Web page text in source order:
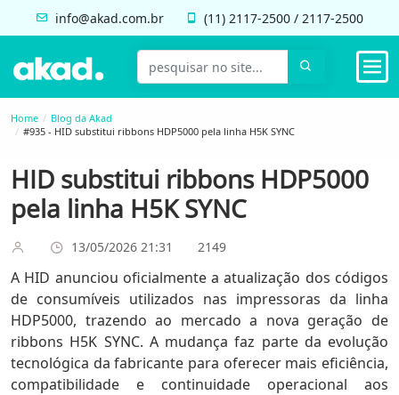
info@akad.com.br (11) 2117-2500 / 2117-2500
Home
Blog da Akad
#935 - HID substitui ribbons HDP5000 pela linha H5K SYNC
HID substitui ribbons HDP5000
pela linha H5K SYNC
13/05/2026 21:31 2149
A HID anunciou oficialmente a atualização dos códigos
de consumíveis utilizados nas impressoras da linha
HDP5000, trazendo ao mercado a nova geração de
ribbons H5K SYNC. A mudança faz parte da evolução
tecnológica da fabricante para oferecer mais eficiência,
compatibilidade e continuidade operacional aos